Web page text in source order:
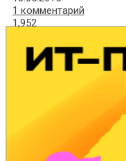
1 комментарий
1,952